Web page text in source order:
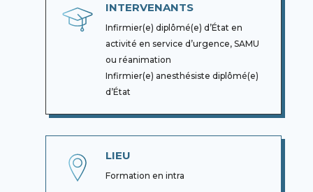
INTERVENANTS
Infirmier(e) diplômé(e) d’État en
activité en service d’urgence, SAMU
ou réanimation
Infirmier(e) anesthésiste diplômé(e)
d’État
LIEU
Formation en intra